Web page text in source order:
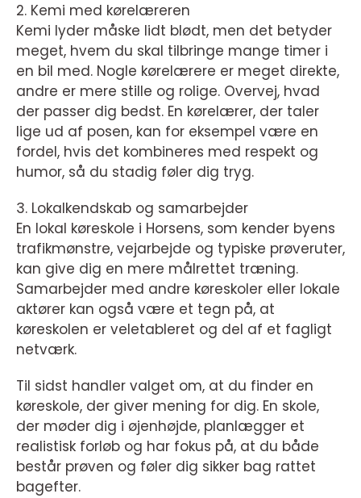
2. Kemi med kørelæreren
Kemi lyder måske lidt blødt, men det betyder
meget, hvem du skal tilbringe mange timer i
en bil med. Nogle kørelærere er meget direkte,
andre er mere stille og rolige. Overvej, hvad
der passer dig bedst. En kørelærer, der taler
lige ud af posen, kan for eksempel være en
fordel, hvis det kombineres med respekt og
humor, så du stadig føler dig tryg.
3. Lokalkendskab og samarbejder
En lokal køreskole i Horsens, som kender byens
trafikmønstre, vejarbejde og typiske prøveruter,
kan give dig en mere målrettet træning.
Samarbejder med andre køreskoler eller lokale
aktører kan også være et tegn på, at
køreskolen er veletableret og del af et fagligt
netværk.
Til sidst handler valget om, at du finder en
køreskole, der giver mening for dig. En skole,
der møder dig i øjenhøjde, planlægger et
realistisk forløb og har fokus på, at du både
består prøven og føler dig sikker bag rattet
bagefter.